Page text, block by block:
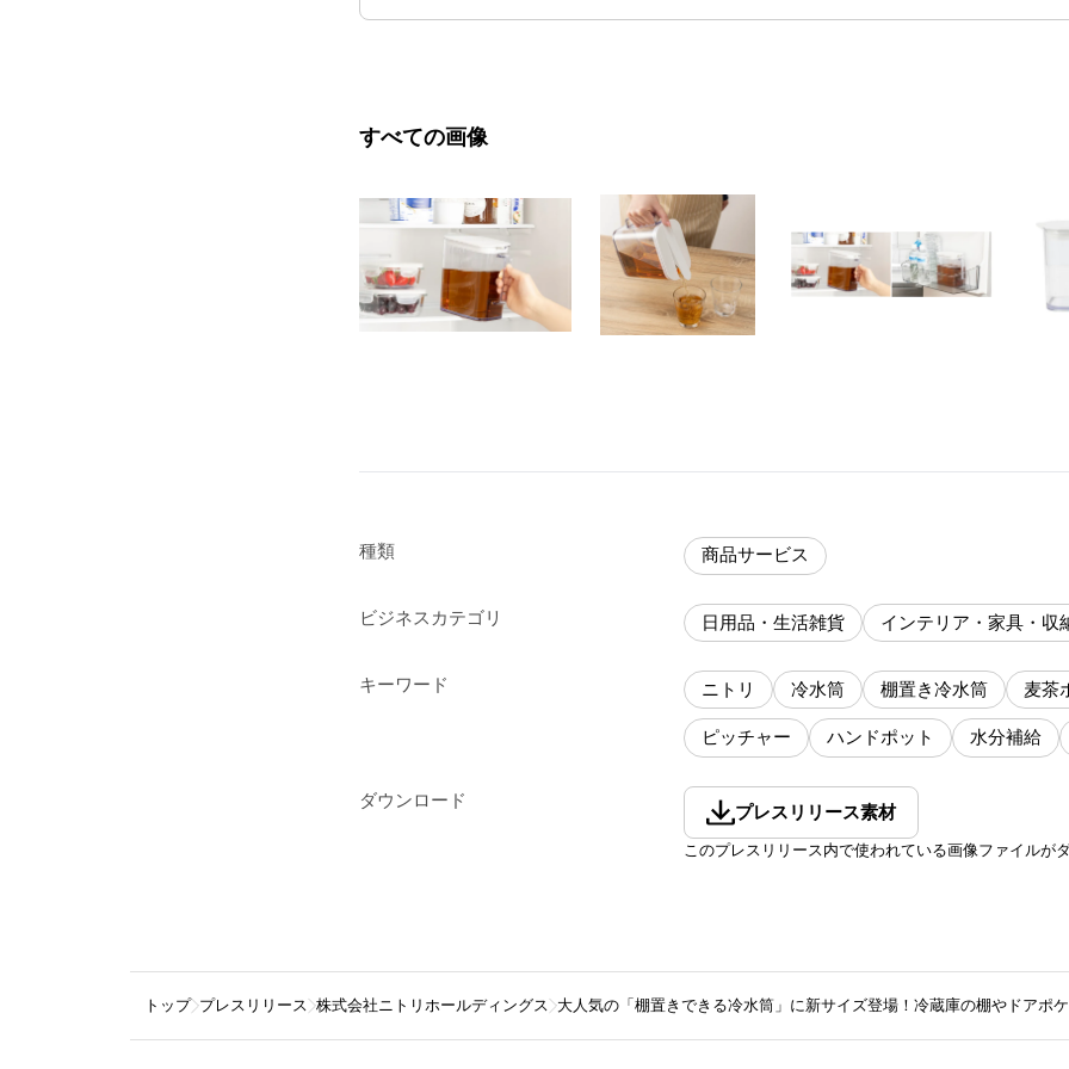
すべての画像
種類 商品サービス
ビジネスカテゴリ 日用品・生活雑貨 インテリア・家具・収
キーワード ニトリ 冷水筒 棚置き冷水筒 麦茶
ピッチャー ハンドポット 水分補給
ダウンロード
プレスリリース素材
このプレスリリース内で使われている画像ファイルが
トップ プレスリリース 株式会社ニトリホールディングス 大人気の「棚置きできる冷水筒」に新サイズ登場！冷蔵庫の棚やドアポ